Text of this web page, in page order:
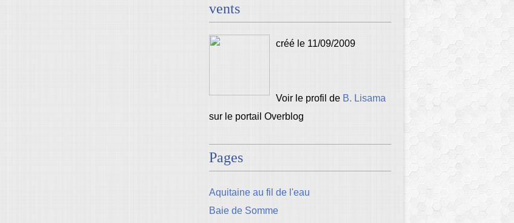
vents
créé le 11/09/2009
Voir le profil de B. Lisama
sur le portail Overblog
Pages
Aquitaine au fil de l'eau
Baie de Somme